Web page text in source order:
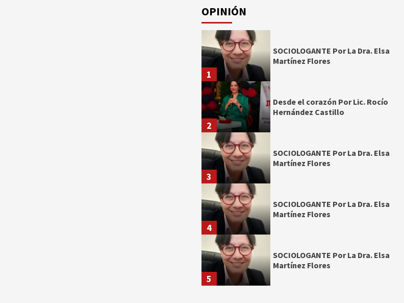
OPINIÓN
1
SOCIOLOGANTE Por La Dra. Elsa
Martínez Flores
2
Desde el corazón Por Lic. Rocío
Hernández Castillo
3
SOCIOLOGANTE Por La Dra. Elsa
Martínez Flores
4
SOCIOLOGANTE Por La Dra. Elsa
Martínez Flores
5
SOCIOLOGANTE Por La Dra. Elsa
Martínez Flores